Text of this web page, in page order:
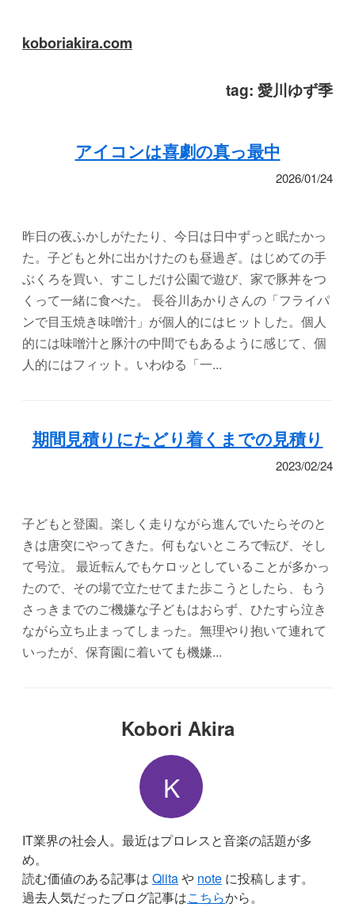
koboriakira.com
tag: 愛川ゆず季
アイコンは喜劇の真っ最中
2026/01/24
昨日の夜ふかしがたたり、今日は日中ずっと眠たかっ
た。子どもと外に出かけたのも昼過ぎ。はじめての手
ぶくろを買い、すこしだけ公園で遊び、家で豚丼をつ
くって一緒に食べた。 長谷川あかりさんの「フライパ
ンで目玉焼き味噌汁」が個人的にはヒットした。個人
的には味噌汁と豚汁の中間でもあるように感じて、個
人的にはフィット。いわゆる「一...
期間見積りにたどり着くまでの見積り
2023/02/24
子どもと登園。楽しく走りながら進んでいたらそのと
きは唐突にやってきた。何もないところで転び、そし
て号泣。 最近転んでもケロッとしていることが多かっ
たので、その場で立たせてまた歩こうとしたら、もう
さっきまでのご機嫌な子どもはおらず、ひたすら泣き
ながら立ち止まってしまった。無理やり抱いて連れて
いったが、保育園に着いても機嫌...
Kobori Akira
K
IT業界の社会人。最近はプロレスと音楽の話題が多
め。
読む価値のある記事は Qiitaや note に投稿します。
過去人気だったブログ記事はこちらから。